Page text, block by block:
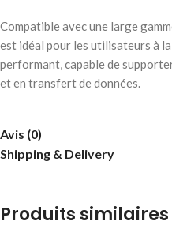
Compatible avec une large
est idéal pour les utilisateurs à
performant, capable de
et en transfert de données.
Avis (0)
Shipping & Delivery
Produits similaires